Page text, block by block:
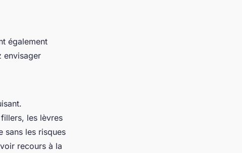
également
envisager
les lèvres
sans les risques
recours à la